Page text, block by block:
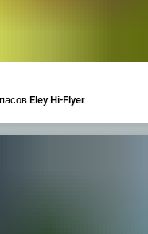
Eley Hi-Flyer